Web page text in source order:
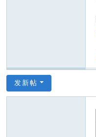
发新帖